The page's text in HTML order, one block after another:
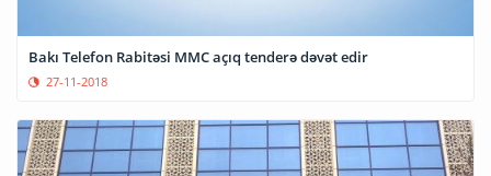
Bakı Telefon Rabitəsi MMC açıq tenderə dəvət edir
27-11-2018